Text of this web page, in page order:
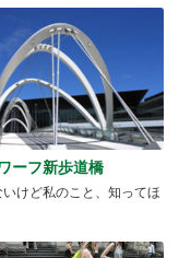
ーフ新歩道橋
けど私のこと、知ってほ